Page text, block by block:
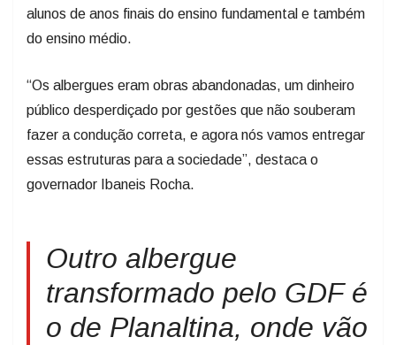
alunos de anos finais do ensino fundamental e também
do ensino médio.
“Os albergues eram obras abandonadas, um dinheiro
público desperdiçado por gestões que não souberam
fazer a condução correta, e agora nós vamos entregar
essas estruturas para a sociedade”, destaca o
governador Ibaneis Rocha.
Outro albergue
transformado pelo GDF é
o de Planaltina, onde vão